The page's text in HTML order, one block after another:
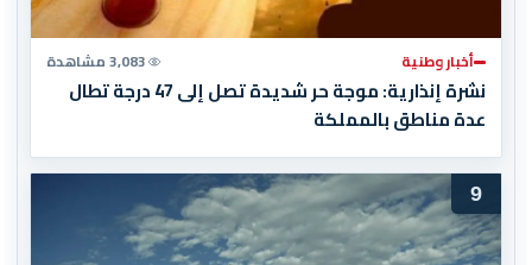
أخبار وطنية 3,083 مشاهدة
نشرة إنذارية: موجة حر شديدة تصل إلى 47 درجة تطال
عدة مناطق بالمملكة
9